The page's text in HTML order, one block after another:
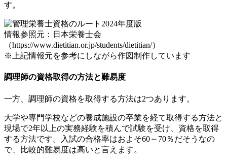
す。
情報参照元：日本栄養士会
（https://www.dietitian.or.jp/students/dietitian/）
※上記情報元を参考にしながら作図制作しています
調理師の資格取得の方法と難易度
一方、調理師の資格を取得する方法は2つあります。
大学や専門学校などの養成施設の卒業を経て取得する方法と
現場で2年以上の実務経験を積んで試験を受け、資格を取得
する方法です。入試の合格率はおよそ60～70％だそうなの
で、比較的難易度は高いと言えます。